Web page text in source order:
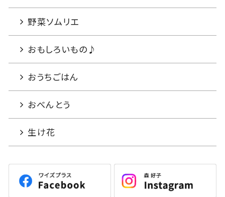
野菜ソムリエ
おもしろいもの♪
おうちごはん
おべんとう
生け花